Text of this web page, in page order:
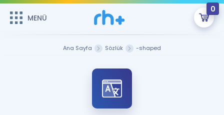
MENÜ
0
Sepetin Şu An Boş.
Remzi Hoca ile seni sınava hazırlayacak onlarca eğitim seni
bekliyor!
MENÜ
Ana Sayfa Sözlük -shaped